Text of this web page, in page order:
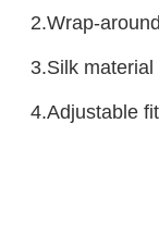
2.Wrap-
3.Silk material
4.Adjustable fit